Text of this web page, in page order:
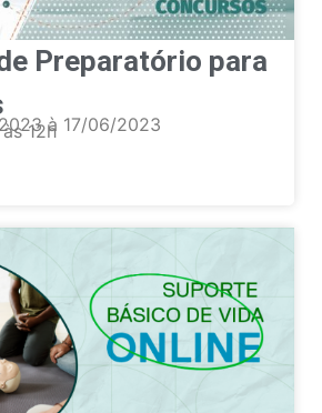
Preparatório para
à 17/06/2023
12h